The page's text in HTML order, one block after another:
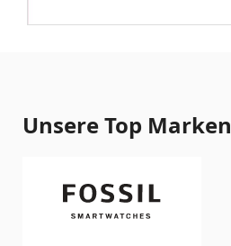
Unsere Top Marken